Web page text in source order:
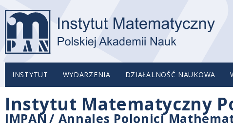
INSTYTUT WYDARZENIA DZIAŁALNOŚĆ NAUKOWA
Instytut Matematyczny
IMPAN / Annales Polonici